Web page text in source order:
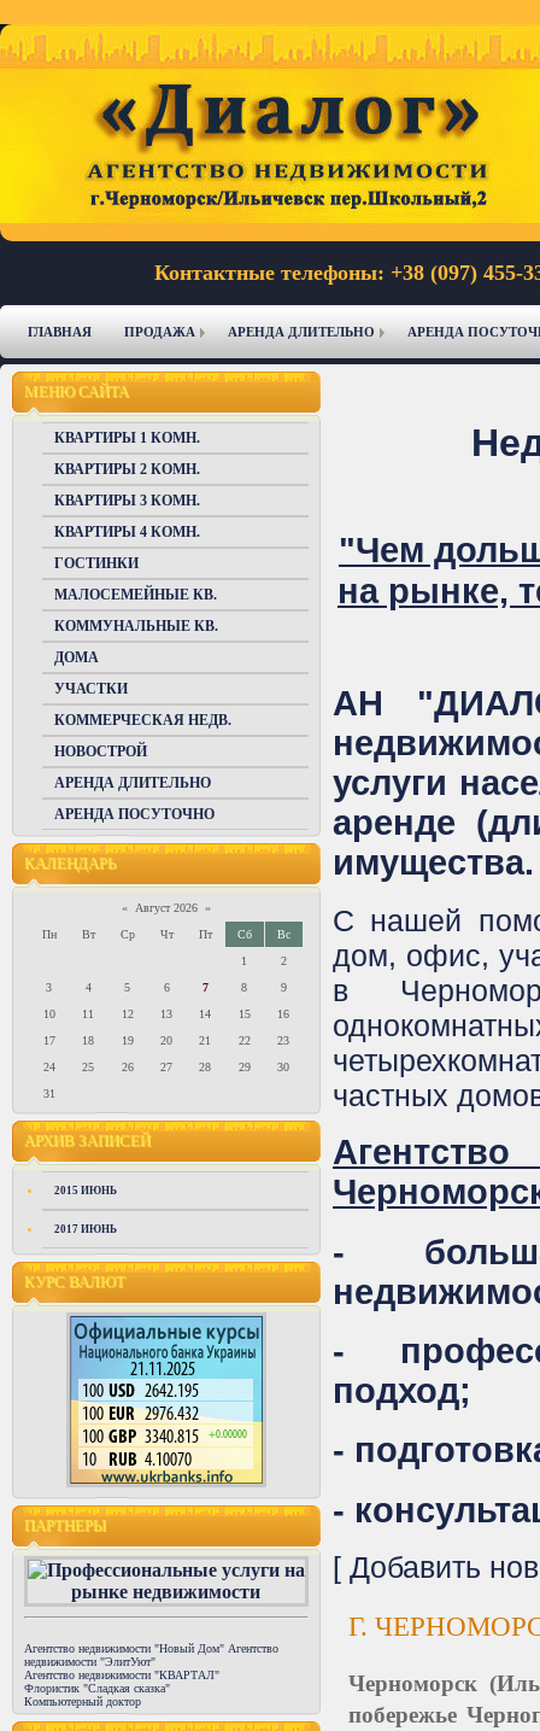
Контактные телефоны: +38 (097) 455-
ГЛАВНАЯ ПРОДАЖА АРЕНДА ДЛИТЕЛЬНО АРЕНДА
"Чем
на рынке,
АН
услуги
аренде
имущества.
С нашей
дом, офис,
в
частных
-
-
подход;
-
-
[ Добавить
Г.
Черноморск
побережье
МЕНЮ САЙТА
КВАРТИРЫ 1 КОМН.
КВАРТИРЫ 2 КОМН.
КВАРТИРЫ 3 КОМН.
КВАРТИРЫ 4 КОМН.
ГОСТИНКИ
МАЛОСЕМЕЙНЫЕ КВ.
КОММУНАЛЬНЫЕ КВ.
ДОМА
УЧАСТКИ
КОММЕРЧЕСКАЯ НЕДВ.
НОВОСТРОЙ
АРЕНДА ДЛИТЕЛЬНО
АРЕНДА ПОСУТОЧНО
КАЛЕНДАРЬ
« Август 2026 »
Пн
Вт Ср Чт Пт Сб
Вс
1
2
3
4 5 6 7 8
9
10
11 12 13 14 15
16
17
18 19 20 21 22
23
24
25 26 27 28 29
30
31
АРХИВ ЗАПИСЕЙ
2015 ИЮНЬ
2017 ИЮНЬ
КУРС ВАЛЮТ
ПАРТНЕРЫ
Агентство недвижимости "Новый Дом" Агентство
недвижимости "ЭлитУют"
Агентство недвижимости "КВАРТАЛ"
Флористик "Сладкая сказка"
Компьютерный доктор